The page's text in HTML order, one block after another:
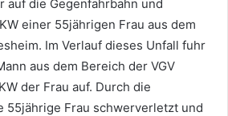
auf die Gegenfahrbahn und
einer 55jährigen Frau aus dem
Im Verlauf dieses Unfall fuhr
aus dem Bereich der VGV
der Frau auf. Durch die
55jährige Frau schwerverletzt und